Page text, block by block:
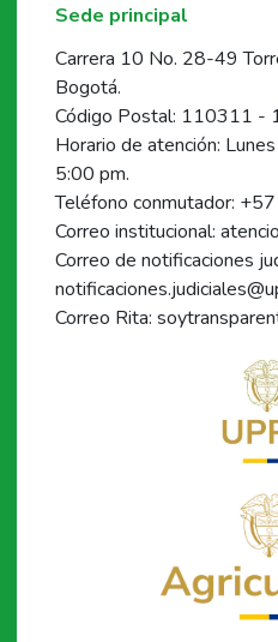
Sede principal
Carrera 10 No. 28-49
Bogotá.
Código Postal: 110311 -
Horario de atención:
5:00 pm.
Teléfono conmutador:
Correo institucional:
Correo de notificaciones
Correo Rita: